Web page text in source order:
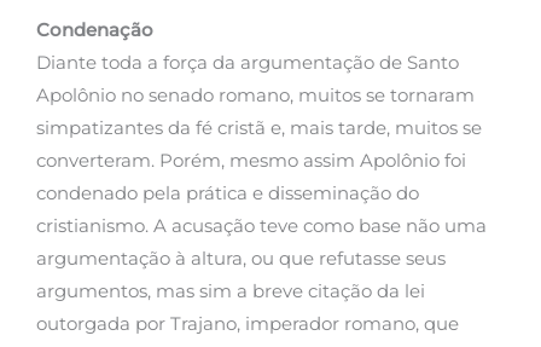
Condenação
Diante toda a força da argumentação de Santo
Apolônio no senado romano, muitos se tornaram
simpatizantes da fé cristã e, mais tarde, muitos se
converteram. Porém, mesmo assim Apolônio foi
condenado pela prática e disseminação do
cristianismo. A acusação teve como base não uma
argumentação à altura, ou que refutasse seus
argumentos, mas sim a breve citação da lei
outorgada por Trajano, imperador romano, que